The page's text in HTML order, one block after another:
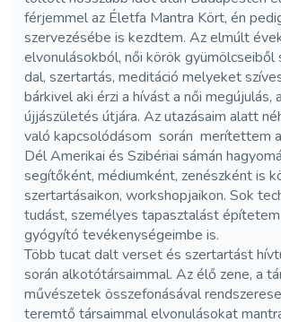
férjemmel az Életfa Mantra Kört, én
szervezésébe is kezdtem. Az elmúlt
elvonulásokból, női körök
dal, szertartás, meditáció melyeket
bárkivel aki érzi a hívást a női megújulás,
újjászületés útjára. Az utazásaim alatt
való kapcsolódásom során merítettem
Dél Amerikai és Szibériai sámán
segítőként, médiumként, zenészként is
szertartásaikon, workshopjaikon. Sok
tudást, személyes tapasztalást
gyógyító tevékenységeimbe is.
Több tucat dalt verset és szertartást
során alkotótársaimmal. Az élő zene, a
művészetek összefonásával
teremtő társaimmal elvonulásokat